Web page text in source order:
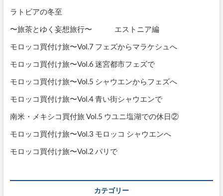
し
タ
ン
ラトビアの冬至
〜旅茶とゆく妄想旅行〜 エストニア編
モロッコ買付け旅〜Vol.7 フェズからマラケシュへ
モロッコ買付け旅〜Vol.6 迷宮都市フェズで
モロッコ買付け旅〜Vol.5 シャウエンからフェズへ
モロッコ買付け旅〜Vol.4 青い街シャウエンで
南米・メキシコ買付旅 Vol.5 ウユニ塩湖での休日②
モロッコ買付け旅〜Vol.3 モロッコ シャウエンへ
モロッコ買付け旅〜Vol.2 パリで
カテゴリー